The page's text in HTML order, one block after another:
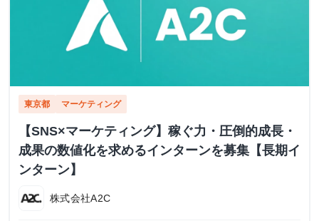
東京都 マーケティング
【SNS×マーケティング】稼ぐ力・圧倒的成長・
成果の数値化を求めるインターンを募集【長期イ
ンターン】
株式会社A2C